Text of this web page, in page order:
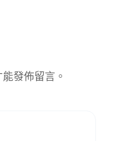
發佈留言。